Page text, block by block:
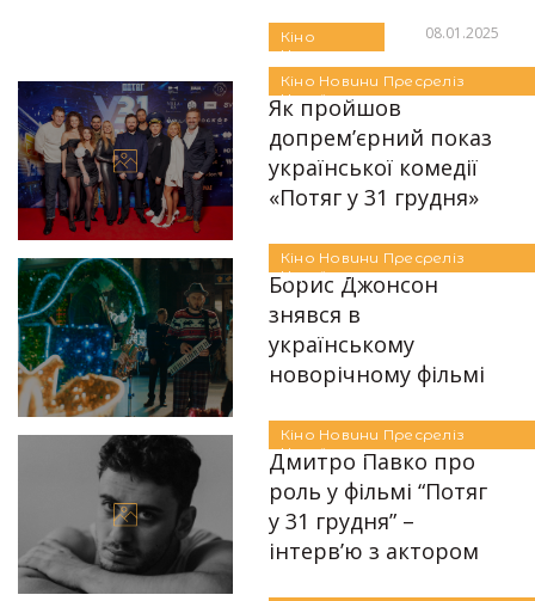
Кіно
Новини
Пресреліз
Українське
08.01.2025
Кіно Новини Пресреліз
Українське
Як пройшов
допрем’єрний показ
української комедії
«Потяг у 31 грудня»
Аліна Бондарєва
Кіно Новини Пресреліз
Українське
Борис Джонсон
знявся в
українському
новорічному фільмі
Єгор Бунін
Кіно Новини Пресреліз
Українське
Дмитро Павко про
роль у фільмі “Потяг
у 31 грудня” –
інтерв’ю з актором
Автор: Аліна Бондарєва